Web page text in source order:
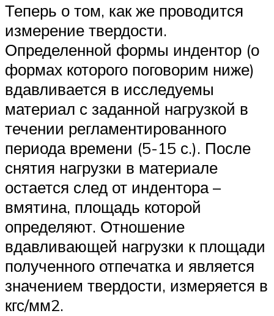
Теперь о том, как же проводится
измерение твердости.
Определенной формы индентор (о
формах которого поговорим ниже)
вдавливается в исследуемы
материал с заданной нагрузкой в
течении регламентированного
периода времени (5-15 с.). После
снятия нагрузки в материале
остается след от индентора –
вмятина, площадь которой
определяют. Отношение
вдавливающей нагрузки к площади
полученного отпечатка и является
значением твердости, измеряется в
кгс/мм2.